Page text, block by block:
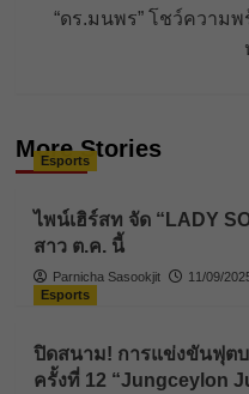
“ดร.มนพร” โชว์ความ
More Stories
Esports
ไพน์เฮิร์สท จัด “LADY
สาว ต.ค. นี้
Parnicha Sasookjit
11/09/
Esports
ปิดสนาม! การแข่งขันฟุตบ
ครั้งที่ 12 “Jungceylon